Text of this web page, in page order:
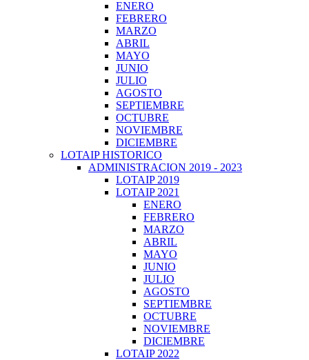
ENERO
FEBRERO
MARZO
ABRIL
MAYO
JUNIO
JULIO
AGOSTO
SEPTIEMBRE
OCTUBRE
NOVIEMBRE
DICIEMBRE
LOTAIP HISTORICO
ADMINISTRACION 2019 - 2023
LOTAIP 2019
LOTAIP 2021
ENERO
FEBRERO
MARZO
ABRIL
MAYO
JUNIO
JULIO
AGOSTO
SEPTIEMBRE
OCTUBRE
NOVIEMBRE
DICIEMBRE
LOTAIP 2022